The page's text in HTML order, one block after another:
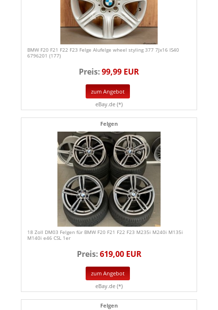
BMW F20 F21 F22 F23 Felge Alufelge wheel styling 377 7Jx16 IS40
6796201 (177)
Preis:99,99 EUR
zum Angebot
eBay.de (*)
Felgen
18 Zoll DM03 Felgen für BMW F20 F21 F22 F23 M235i M240i M135i
M140i e46 CSL 1er
Preis:619,00 EUR
zum Angebot
eBay.de (*)
Felgen